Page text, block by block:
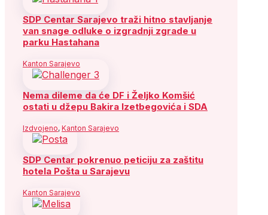
SDP Centar Sarajevo traži hitno stavljanje
van snage odluke o izgradnji zgrade u
parku Hastahana
Kanton Sarajevo
Nema dileme da će DF i Željko Komšić
ostati u džepu Bakira Izetbegovića i SDA
Izdvojeno, Kanton Sarajevo
SDP Centar pokrenuo peticiju za zaštitu
hotela Pošta u Sarajevu
Kanton Sarajevo